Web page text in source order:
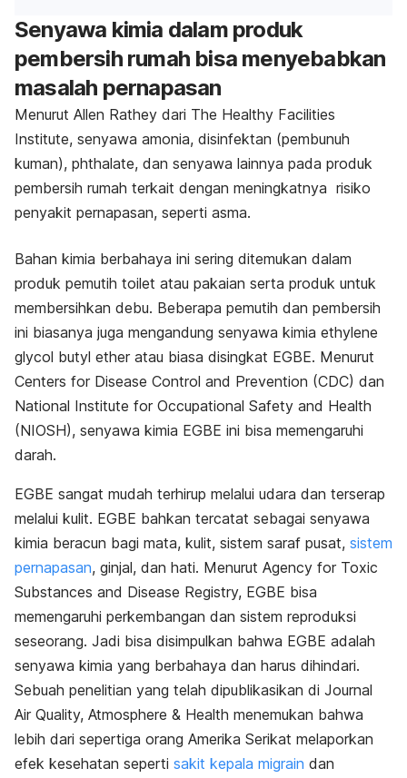
Senyawa kimia dalam produk
pembersih rumah bisa menyebabkan
masalah pernapasan
Menurut Allen Rathey dari The Healthy Facilities
Institute, senyawa amonia, disinfektan (pembunuh
kuman), phthalate, dan senyawa lainnya pada produk
pembersih rumah terkait dengan meningkatnya risiko
penyakit pernapasan, seperti asma.
Bahan kimia berbahaya ini sering ditemukan dalam
produk pemutih toilet atau pakaian serta produk untuk
membersihkan debu. Beberapa pemutih dan pembersih
ini biasanya juga mengandung senyawa kimia ethylene
glycol butyl ether atau biasa disingkat EGBE. Menurut
Centers for Disease Control and Prevention (CDC) dan
National Institute for Occupational Safety and Health
(NIOSH), senyawa kimia EGBE ini bisa memengaruhi
darah.
EGBE sangat mudah terhirup melalui udara dan terserap
melalui kulit. EGBE bahkan tercatat sebagai senyawa
kimia beracun bagi mata, kulit, sistem saraf pusat, sistem
pernapasan, ginjal, dan hati. Menurut Agency for Toxic
Substances and Disease Registry, EGBE bisa
memengaruhi perkembangan dan sistem reproduksi
seseorang. Jadi bisa disimpulkan bahwa EGBE adalah
senyawa kimia yang berbahaya dan harus dihindari.
Sebuah penelitian yang telah dipublikasikan di Journal
Air Quality, Atmosphere & Health menemukan bahwa
lebih dari sepertiga orang Amerika Serikat melaporkan
efek kesehatan seperti sakit kepala migrain dan